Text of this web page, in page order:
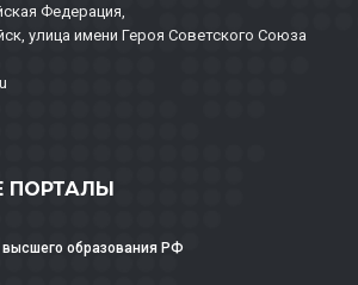
Федерация,
улица имени Героя Советского Союза
ПОРТАЛЫ
образования РФ